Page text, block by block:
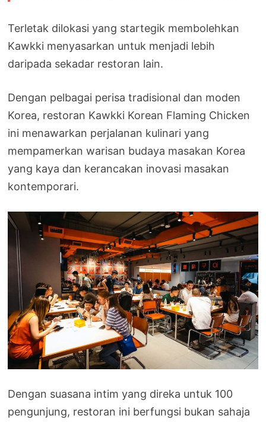
Terletak dilokasi yang startegik membolehkan
Kawkki menyasarkan untuk menjadi lebih
daripada sekadar restoran lain.
Dengan pelbagai perisa tradisional dan moden
Korea, restoran Kawkki Korean Flaming Chicken
ini menawarkan perjalanan kulinari yang
mempamerkan warisan budaya masakan Korea
yang kaya dan kerancakan inovasi masakan
kontemporari.
Dengan suasana intim yang direka untuk 100
pengunjung, restoran ini berfungsi bukan sahaja